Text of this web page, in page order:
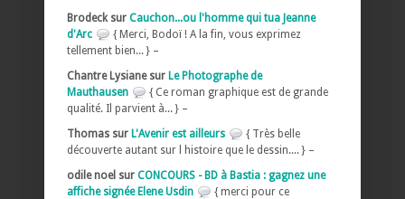
Brodeck sur Cauchon...ou l'homme qui tua Jeanne
d'Arc
{ Merci, Bodoï ! A la fin, vous exprimez
tellement bien... } –
Chantre Lysiane sur Le Photographe de
Mauthausen
{ Ce roman graphique est de grande
qualité. Il parvient à... } –
Thomas sur L'Avenir est ailleurs
{ Très belle
découverte autant sur l histoire que le dessin.... } –
odile noel sur CONCOURS - BD à Bastia : gagnez une
affiche signée Elene Usdin
{ merci pour ce